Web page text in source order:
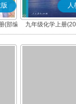
(部编
人
九年级化学上册